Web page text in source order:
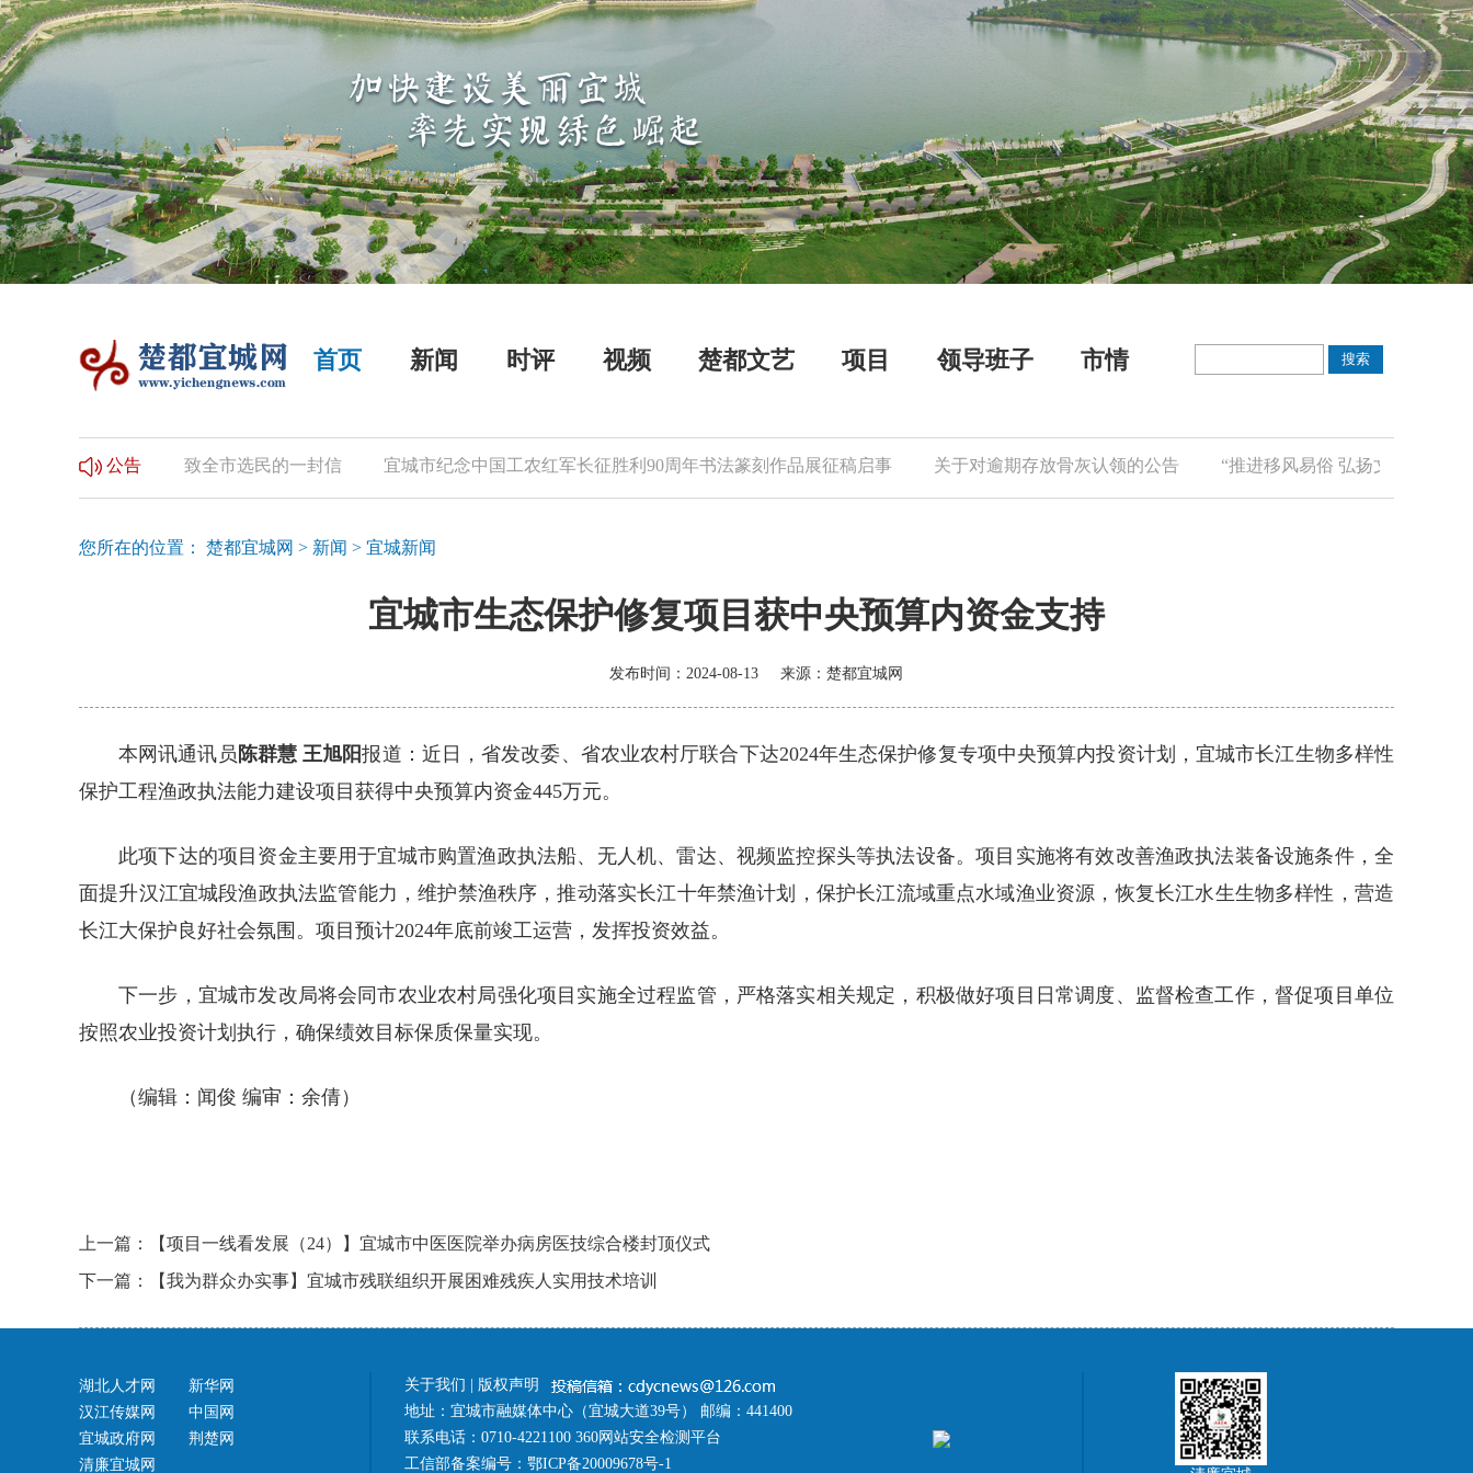
首页 新闻 时评 视频 楚都文艺 项目 领导班子 市情
公告
民登记的公告 致全市选民的一封信 宜城市纪念中国工农红军长征胜利90周年书法篆刻作品展征稿启事 关于对逾期存放骨灰认领的公告 “推进移风易俗 弘扬文明新风”倡议
您所在的位置： 楚都宜城网 > 新闻 > 宜城新闻
宜城市生态保护修复项目获中央预算内资金支持
发布时间：2024-08-13 来源： 楚都宜城网
本网讯通讯员 陈群慧 王旭阳报道：近日，省发改委、省农业农村厅联合下达2024年生态保护修复专项中央预算内投资计划，宜城市长江生物多样性
保护工程渔政执法能力建设项目获得中央预算内资金445万元。
此项下达的项目资金主要用于宜城市购置渔政执法船、无人机、雷达、视频监控探头等执法设备。项目实施将有效改善渔政执法装备设施条件，全
面提升汉江宜城段渔政执法监管能力，维护禁渔秩序，推动落实长江十年禁渔计划，保护长江流域重点水域渔业资源，恢复长江水生生物多样性，营造
长江大保护良好社会氛围。项目预计2024年底前竣工运营，发挥投资效益。
下一步，宜城市发改局将会同市农业农村局强化项目实施全过程监管，严格落实相关规定，积极做好项目日常调度、监督检查工作，督促项目单位
按照农业投资计划执行，确保绩效目标保质保量实现。
（编辑：闻俊 编审：余倩）
上一篇：【项目一线看发展（24）】宜城市中医医院举办病房医技综合楼封顶仪式
下一篇：【我为群众办实事】宜城市残联组织开展困难残疾人实用技术培训
湖北人才网
汉江传媒网
宜城政府网
清廉宜城网
新华网
中国网
荆楚网
关于我们
版权声明
地址：宜城市融媒体中心（宜城大道39号） 邮编：441400
联系电话：0710-4221100 360网站安全检测平台
工信部备案编号： 鄂ICP备20009678号-1